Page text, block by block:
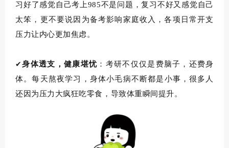
习好了感觉自己考上985不是问题 ，复习不好又感觉自己
太笨，更不要说因为备考影响家庭收入，各项日常开支
压力让内心更加焦虑。
✔ 身体透支， 健康堪忧 ： 考研不仅仅是 费脑子，还费身
体。每天熬夜学习 ， 身体小毛病不断都是小事，很多人
还因为压力大疯狂吃零食， 导致体重瞬间提升。